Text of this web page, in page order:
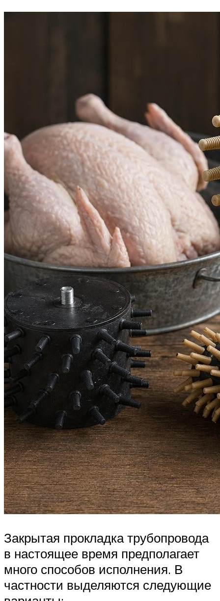
Закрытая прокладка трубопровода
в настоящее время предполагает
много способов исполнения. В
частности выделяются следующие